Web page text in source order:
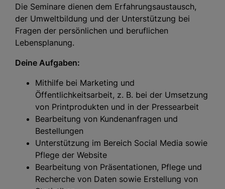
Die Seminare dienen dem Erfahrungsaustausch,
der Umweltbildung und der Unterstützung bei
Fragen der persönlichen und beruflichen
Lebensplanung.
Deine Aufgaben:
Mithilfe bei Marketing und
Öffentlichkeitsarbeit, z. B. bei der Umsetzung
von Printprodukten und in der Pressearbeit
Bearbeitung von Kundenanfragen und
Bestellungen
Unterstützung im Bereich Social Media sowie
Pflege der Website
Bearbeitung von Präsentationen, Pflege und
Recherche von Daten sowie Erstellung von